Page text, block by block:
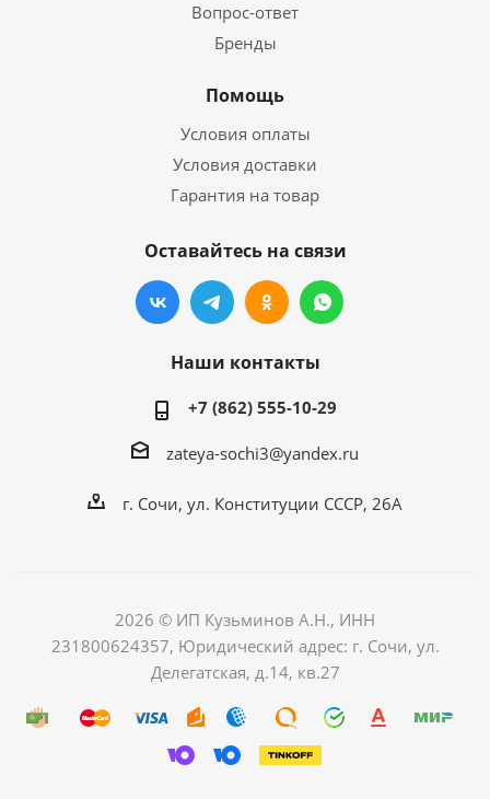
Вопрос-ответ
Бренды
Помощь
Условия оплаты
Условия доставки
Гарантия на товар
Оставайтесь на связи
Наши контакты
+7 (862) 555-10-29
zateya-sochi3@yandex.ru
г. Сочи, ул. Конституции СССР, 26А
2026 © ИП Кузьминов А.Н., ИНН
231800624357, Юридический адрес: г. Сочи, ул.
Делегатская, д.14, кв.27